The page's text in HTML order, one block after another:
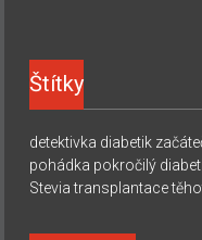
Štítky
detektivka diabetik
pohádka pokročilý
Stevia transplantace